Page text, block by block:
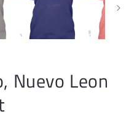
Nuevo Leon